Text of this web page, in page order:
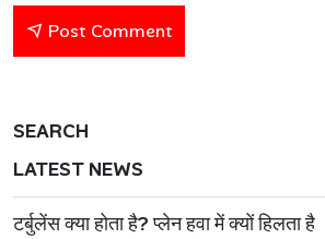
Post Comment
SEARCH
LATEST NEWS
टर्बुलेंस क्या होता है? प्लेन हवा में क्यों हिलता है